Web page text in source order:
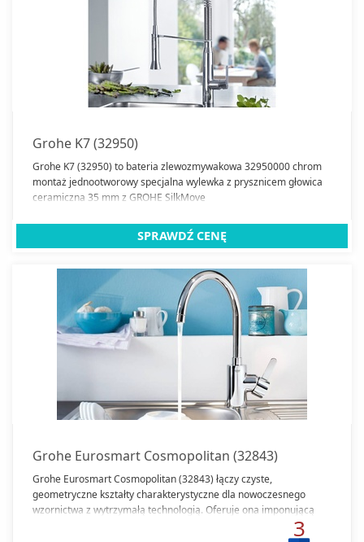
Grohe K7 (32950)
Grohe K7 (32950) to bateria zlewozmywakowa 32950000 chrom
montaż jednootworowy specjalna wylewka z prysznicem głowica
ceramiczna 35 mm z GROHE SilkMove
SPRAWDŹ CENĘ
Grohe Eurosmart Cosmopolitan (32843)
Grohe Eurosmart Cosmopolitan (32843) łączy czyste,
geometryczne kształty charakterystyczne dla nowoczesnego
wzornictwa z wytrzymałą technologią. Oferuje ona imponującą
harmonię współczesnej estetyki i doskonałej ergonomii. Obrotowa
3